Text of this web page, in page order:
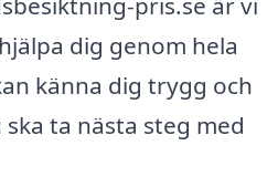
dig genom hela
känna dig trygg och
ta nästa steg med